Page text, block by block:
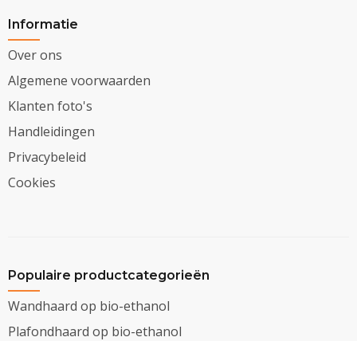
Informatie
Over ons
Algemene voorwaarden
Klanten foto's
Handleidingen
Privacybeleid
Cookies
Populaire productcategorieën
Wandhaard op bio-ethanol
Plafondhaard op bio-ethanol